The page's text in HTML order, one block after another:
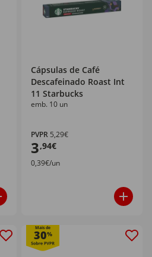
Cápsulas de Café
Descafeinado Roast Int
11 Starbucks
emb. 10 un
PVPR 5,29€
3,94€
0,39€/un
Mais de
30%